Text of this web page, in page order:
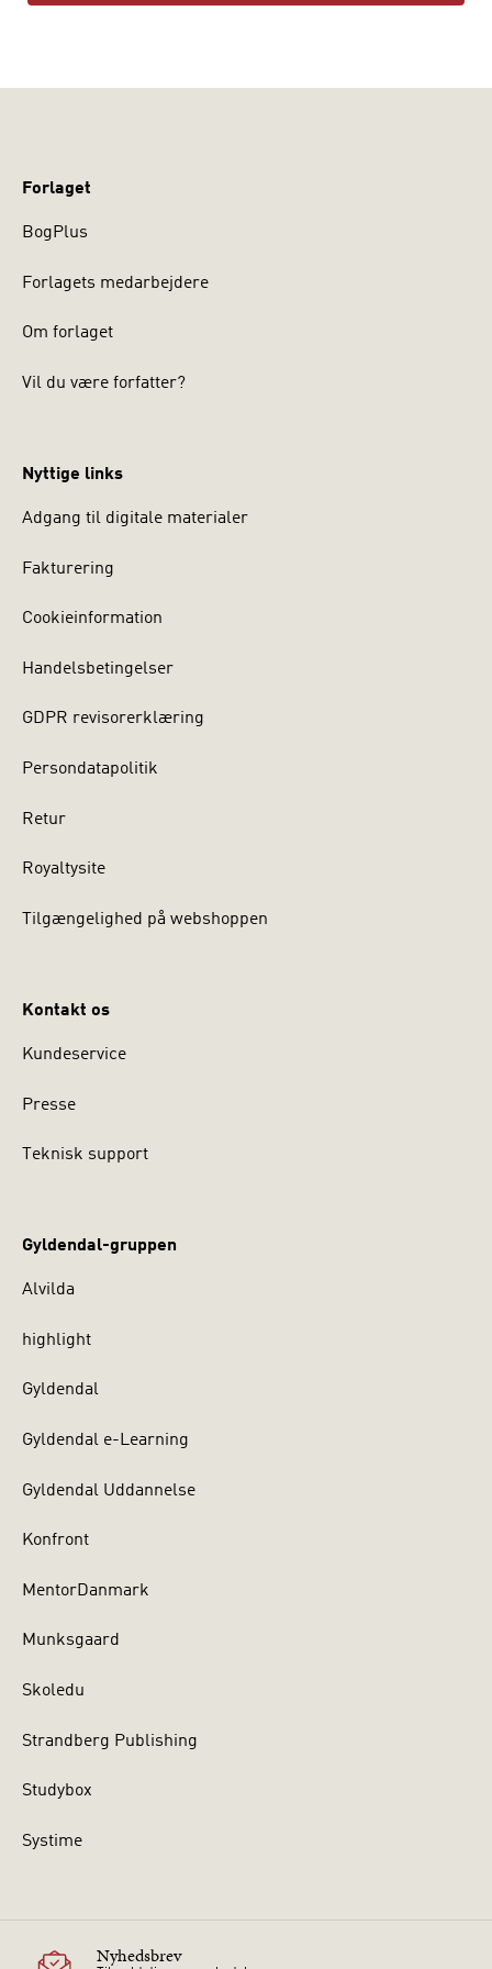
Forlaget
BogPlus
Forlagets medarbejdere
Om forlaget
Vil du være forfatter?
Nyttige links
Adgang til digitale materialer
Fakturering
Cookieinformation
Handelsbetingelser
GDPR revisorerklæring
Persondatapolitik
Retur
Royaltysite
Tilgængelighed på webshoppen
Kontakt os
Kundeservice
Presse
Teknisk support
Gyldendal-gruppen
Alvilda
highlight
Gyldendal
Gyldendal e-Learning
Gyldendal Uddannelse
Konfront
MentorDanmark
Munksgaard
Skoledu
Strandberg Publishing
Studybox
Systime
Nyhedsbrev